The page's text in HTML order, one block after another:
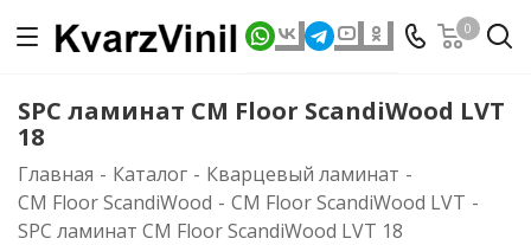
0
SPC ламинат CM Floor ScandiWood LVT
18
Главная - Каталог - Кварцевый ламинат -
CM Floor ScandiWood - CM Floor ScandiWood LVT -
SPC ламинат CM Floor ScandiWood LVT 18